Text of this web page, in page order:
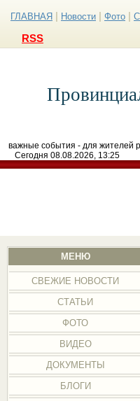
ГЛАВНАЯ Новости Фото
RSS
важные события - для жителей
Сегодня 08.08.2026, 13:25
МЕНЮ
СВЕЖИЕ НОВОСТИ
СТАТЬИ
ФОТО
ВИДЕО
ДОКУМЕНТЫ
БЛОГИ